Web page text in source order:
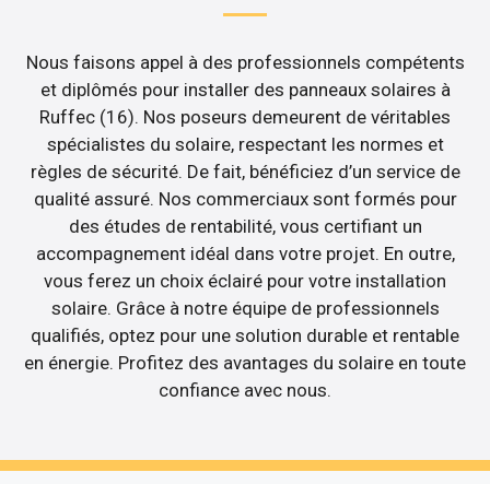
Nous faisons appel à des professionnels compétents
et diplômés pour installer des panneaux solaires à
Ruffec (16). Nos poseurs demeurent de véritables
spécialistes du solaire, respectant les normes et
règles de sécurité. De fait, bénéficiez d’un service de
qualité assuré. Nos commerciaux sont formés pour
des études de rentabilité, vous certifiant un
accompagnement idéal dans votre projet. En outre,
vous ferez un choix éclairé pour votre installation
solaire. Grâce à notre équipe de professionnels
qualifiés, optez pour une solution durable et rentable
en énergie. Profitez des avantages du solaire en toute
confiance avec nous.